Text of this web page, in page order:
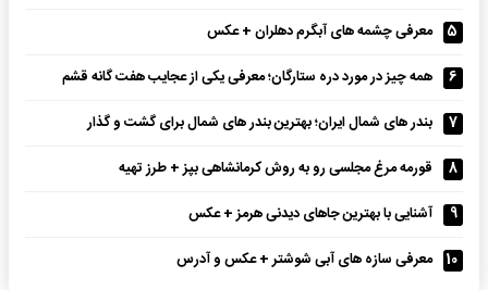
5
معرفی چشمه های آبگرم دهلران + عکس
6
همه چیز در مورد دره ستارگان؛ معرفی یکی از عجایب هفت گانه قشم
7
بندر های شمال ایران؛ بهترین بندر های شمال برای گشت و گذار
8
قورمه مرغ مجلسی رو به روش کرمانشاهی بپز + طرز تهیه
9
آشنایی با بهترین جاهای دیدنی هرمز + عکس
10
معرفی سازه های آبی شوشتر + عکس و آدرس